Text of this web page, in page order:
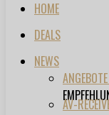
HOME
DEALS
NEWS
AV-